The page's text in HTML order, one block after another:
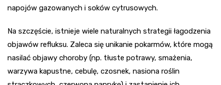
napojów gazowanych i soków cytrusowych.
Na szczęście, istnieje wiele naturalnych strategii łagodzenia
objawów refluksu. Zaleca się unikanie pokarmów, które mogą
nasilać objawy choroby (np. tłuste potrawy, smażenia,
warzywa kapustne, cebulę, czosnek, nasiona roślin